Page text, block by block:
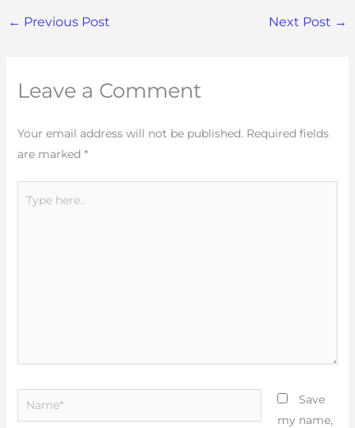
← Previous Post Next Post →
Leave a Comment
Your email address will not be published. Required fields
are marked *
here..
Name*
Save
my name,